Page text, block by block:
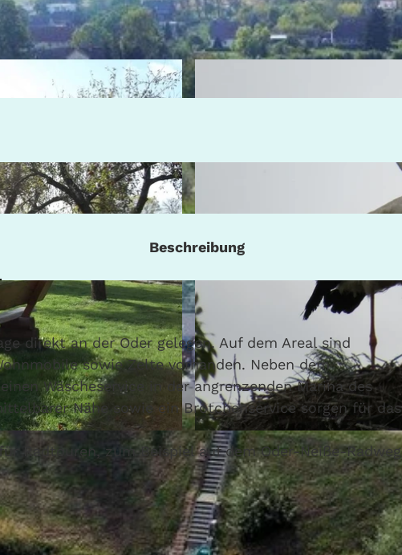
© Gasthof am Hafen
Beschreibung
direkt an der Oder gelegen. Auf dem Areal sind
sowie Zelte vorhanden. Neben dem
Wäscheservice in der angrenzenden Marina des
Nähe sowie ein Brötchenservice sorgen für das
Radtouren, zum Beispiel auf dem Oder-Neiße-Radweg